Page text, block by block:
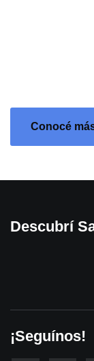
Conocé
Descubrí
¡Seguínos!